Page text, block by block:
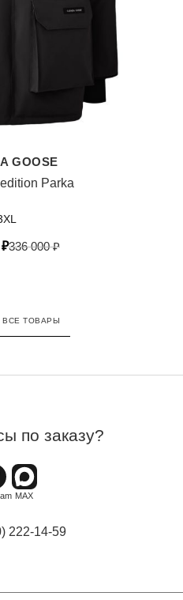
GOOSE
Parka
₽336 000₽
ВСЕ ТОВАРЫ
по заказу?
222-14-59